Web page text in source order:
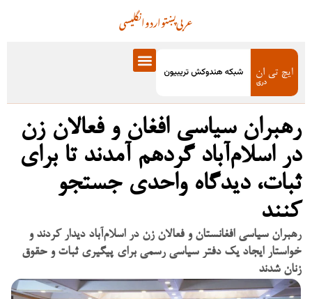
انگلیسیاردوپښتوعربی
رهبران سیاسی افغان و فعالان زن
در اسلام‌آباد گردهم آمدند تا برای
ثبات، دیدگاه واحدی جستجو
کنند
رهبران سیاسی افغانستان و فعالان زن در اسلام‌آباد دیدار کردند و
خواستار ایجاد یک دفتر سیاسی رسمی برای پیگیری ثبات و حقوق
زنان شدند